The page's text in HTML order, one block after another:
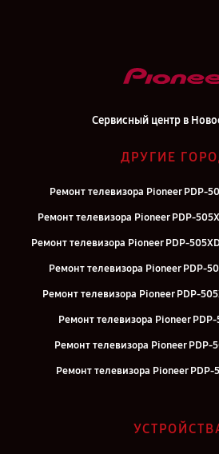
Сервисный центр в
ДРУГИЕ
Ремонт телевизора Pioneer PDP-
Ремонт телевизора Pioneer PDP-
Ремонт телевизора Pioneer PDP-
Ремонт телевизора Pioneer PDP-
Ремонт телевизора Pioneer PDP-
Ремонт телевизора Pioneer PDP-
Ремонт телевизора Pioneer PDP-
Ремонт телевизора Pioneer PDP-
Ремонт телевизора Pioneer